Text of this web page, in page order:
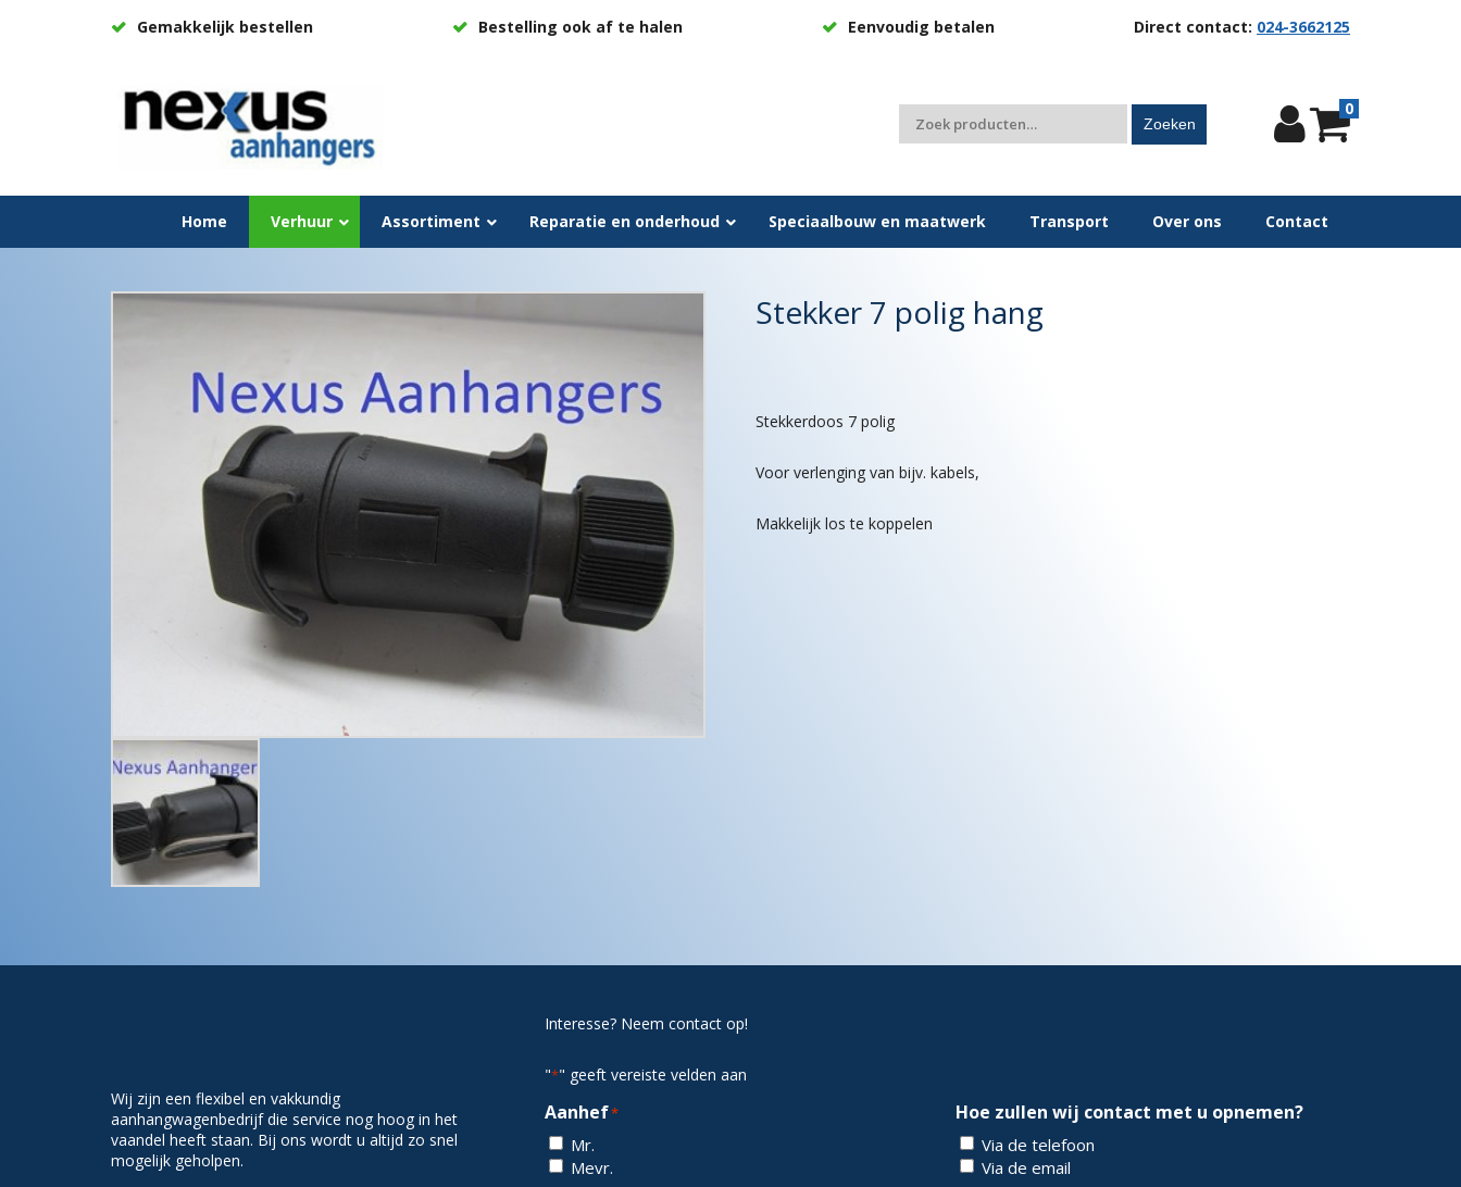
Gemakkelijk bestellen Bestelling ook af te halen Eenvoudig betalen Direct contact: 024-3662125
Zoeken
naar:
Zoeken
0
Home Verhuur Assortiment Reparatie en onderhoud Speciaalbouw en maatwerk Transport Over ons Contact
Stekker 7 polig hang
Stekkerdoos 7 polig
Voor verlenging van bijv. kabels,
Makkelijk los te koppelen
Wij zijn een flexibel en vakkundig
aanhangwagenbedrijf die service nog hoog in het
vaandel heeft staan. Bij ons wordt u altijd zo snel
mogelijk geholpen.
Interesse? Neem contact op!
"*" geeft vereiste velden aan
Aanhef*
Mr.
Mevr.
Hoe zullen wij contact met u opnemen?
Via de telefoon
Via de email